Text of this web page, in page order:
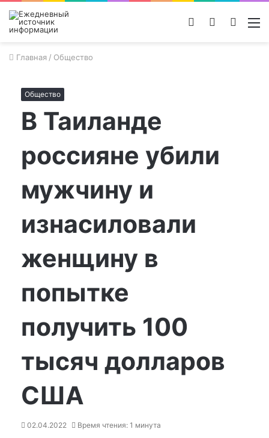
Поиск
Switch
Войти
Главная / Общество
Общество
В Таиланде
россияне убили
мужчину и
изнасиловали
женщину в
попытке
получить 100
тысяч долларов
США
02.04.2022 Время чтения: 1 минута